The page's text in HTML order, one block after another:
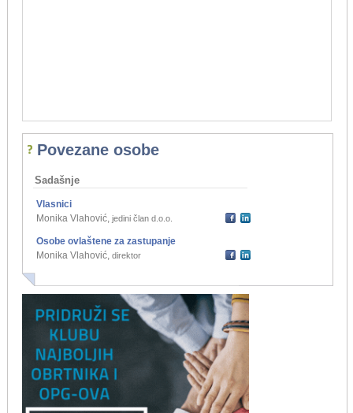
Povezane osobe
Sadašnje
Vlasnici
Monika Vlahović, jedini član d.o.o.
Osobe ovlaštene za zastupanje
Monika Vlahović, direktor